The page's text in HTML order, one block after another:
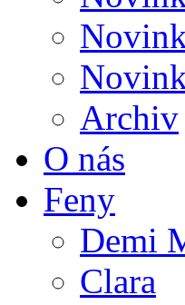
Archiv
O nás
Feny
Demi
Clara